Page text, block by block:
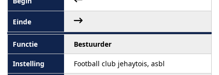
Bestuurder
Football club jehaytois, asbl